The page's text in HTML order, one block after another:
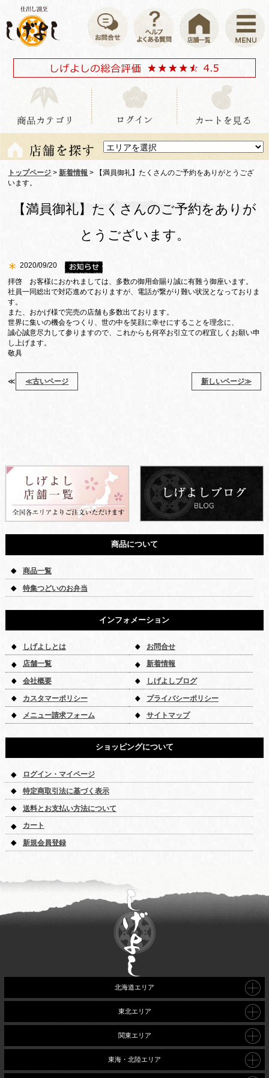
トップページ >新着情報 > 【満員御礼】たくさんのご予約をありがとうござ
います。
【満員御礼】たくさんのご予約をありが
とうございます。
2020/09/20
拝啓 お客様におかれましては、多数の御用命賜り誠に有難う御座います。
社員一同総出で対応進めておりますが、電話が繋がり難い状況となっておりま
す。
また、おかげ様で完売の店舗も多数出ております。
世界に集いの機会をつくり、世の中を笑顔に幸せにすることを理念に、
誠心誠意尽力して参りますので、これからも何卒お引立ての程宜しくお願い申
し上げます。
敬具
≪ ≪古いページ 新しいページ≫
商品について
商品一覧
特集つどいのお弁当
インフォメーション
しげよしとは お問合せ
店舗一覧 新着情報
会社概要 しげよしブログ
カスタマーポリシー プライバシーポリシー
メニュー請求フォーム サイトマップ
ショッピングについて
ログイン・マイページ
特定商取引法に基づく表示
送料とお支払い方法について
カート
新規会員登録
北海道エリア
東北エリア
関東エリア
東海・北陸エリア